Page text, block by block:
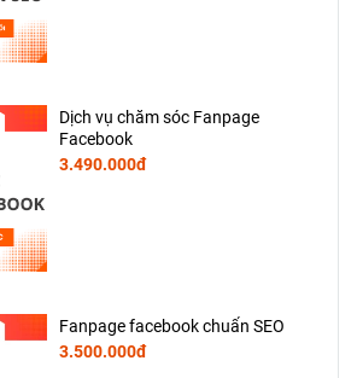
Dịch vụ chăm sóc Fanpage
Facebook
3.490.000đ
Fanpage facebook chuẩn SEO
3.500.000đ